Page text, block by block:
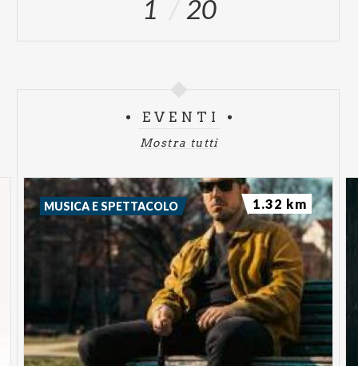
1 20
EVENTI
Mostra tutti
MUSICA E SPETTACOLO 1.32 km